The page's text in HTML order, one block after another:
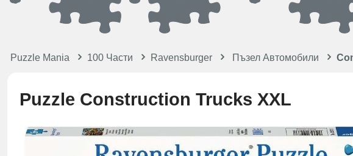
Puzzle Mania 100 Части Ravensburger Пъзел Автомобили
Puzzle Construction Trucks XXL